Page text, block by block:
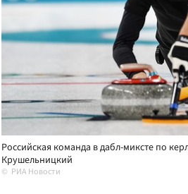
Российская команда в дабл-миксте по
Крушельницкий
РИА Новости